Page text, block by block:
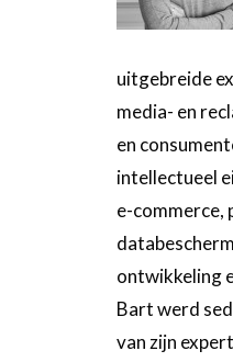
uitgebreide
media- en
en
intellectueel
e-commerce,
ontwikkeling
Bart werd
van zijn